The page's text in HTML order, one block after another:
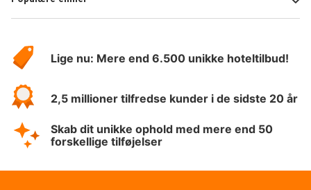
HotelSpecials
Lige nu: Mere end 6.500 unikke hoteltilbud!
2,5 millioner tilfredse kunder i de sidste 20 år
Skab dit unikke ophold med mere end 50
forskellige tilføjelser